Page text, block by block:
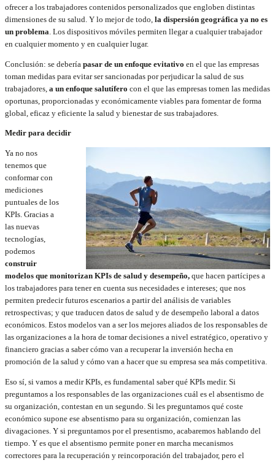
ofrecer a los trabajadores contenidos personalizados que engloben distintas
dimensiones de su salud. Y lo mejor de todo, la dispersión geográfica ya no es
un problema . Los dispositivos móviles permiten llegar a cualquier trabajador
en cualquier momento y en cualquier lugar.
Conclusión: se debería pasar de un enfoque evitativo en el que las empresas
toman medidas para evitar ser sancionadas por perjudicar la salud de sus
trabajadores, a un enfoque salutífero con el que las empresas tomen las medidas
oportunas, proporcionadas y económicamente viables para fomentar de forma
global, eficaz y eficiente la salud y bienestar de sus trabajadores.
Medir para decidir
Ya no nos
tenemos que
conformar con
mediciones
puntuales de los
KPIs. Gracias a
las nuevas
tecnologías,
podemos
construir
modelos que monitorizan KPIs de salud y desempeño, que hacen partícipes a
los trabajadores para tener en cuenta sus necesidades e intereses; que nos
permiten predecir futuros escenarios a partir del análisis de variables
retrospectivas; y que traducen datos de salud y de desempeño laboral a datos
económicos. Estos modelos van a ser los mejores aliados de los responsables de
las organizaciones a la hora de tomar decisiones a nivel estratégico, operativo y
financiero gracias a saber cómo van a recuperar la inversión hecha en
promoción de la salud y cómo van a hacer que su empresa sea más competitiva.
Eso sí, si vamos a medir KPIs, es fundamental saber qué KPIs medir. Si
preguntamos a los responsables de las organizaciones cuál es el absentismo de
su organización, contestan en un segundo. Si les preguntamos qué coste
económico supone ese absentismo para su organización, comienzan las
divagaciones. Y si preguntamos por el presentismo, acabaremos hablando del
tiempo. Y es que el absentismo permite poner en marcha mecanismos
correctores para la recuperación y reincorporación del trabajador, pero el